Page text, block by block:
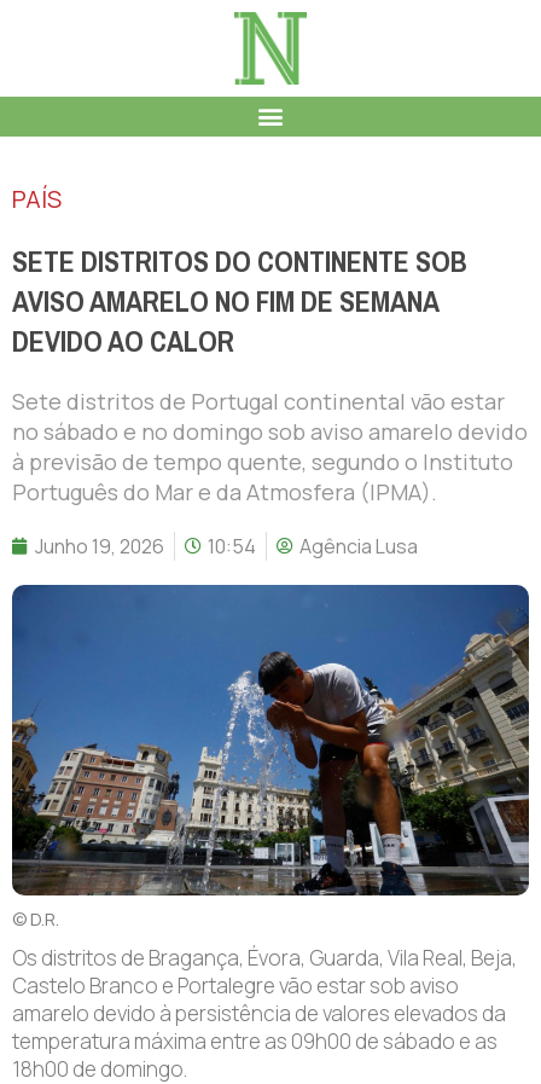
PAÍS
SETE DISTRITOS DO CONTINENTE SOB
AVISO AMARELO NO FIM DE SEMANA
DEVIDO AO CALOR
Sete distritos de Portugal continental vão estar
no sábado e no domingo sob aviso amarelo devido
à previsão de tempo quente, segundo o Instituto
Português do Mar e da Atmosfera (IPMA).
Junho 19, 2026 10:54 Agência Lusa
© D.R.
Os distritos de Bragança, Évora, Guarda, Vila Real, Beja,
Castelo Branco e Portalegre vão estar sob aviso
amarelo devido à persistência de valores elevados da
temperatura máxima entre as 09h00 de sábado e as
18h00 de domingo.